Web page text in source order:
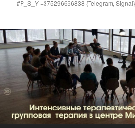
#P_S_Y +375296666838 {Telegram, Signal}